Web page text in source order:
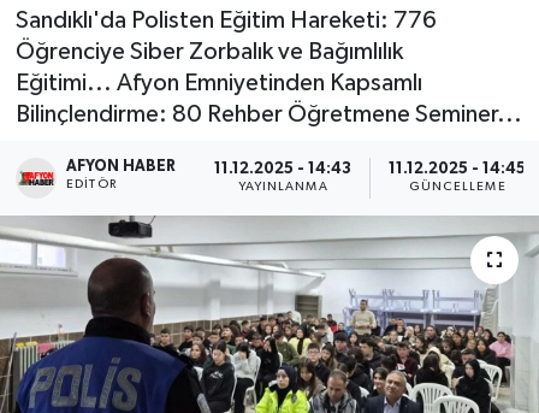
Sandıklı'da Polisten Eğitim Hareketi: 776
Öğrenciye Siber Zorbalık ve Bağımlılık
Eğitimi... Afyon Emniyetinden Kapsamlı
Bilinçlendirme: 80 Rehber Öğretmene Seminer...
AFYON HABER
EDITÖR
11.12.2025 - 14:43
YAYINLANMA
11.12.2025 - 14:45
GÜNCELLEME
Sivil Toplum
Ekonomi
Magazin
Etkinlikler